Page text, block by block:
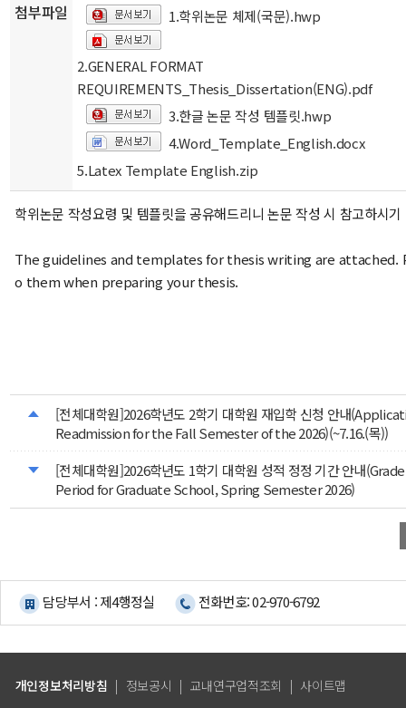
첨부파일 1.학위논문 체제(국문).hwp
2.GENERAL FORMAT
REQUIREMENTS_Thesis_Dissertation(ENG).pdf
3.한글 논문 작성 템플릿.hwp
4.Word_Template_English.docx
5.Latex Template English.zip
학위논문 작성요령 및 템플릿을 공유해드리니 논문 작성 시 참고하시기
The guidelines and templates for thesis writing are attached.
o them when preparing your thesis.
[전체대학원]2026학년도 2학기 대학원 재입학 신청 안내
Readmission for the Fall Semester of the 2026)(~7.16.(목))
[전체대학원]2026학년도 1학기 대학원 성적 정정 기간 안내
Period for Graduate School, Spring Semester 2026)
담당부서 : 제4행정실 전화번호: 02-970-6792
개인정보처리방침 | 정보공시 | 교내연구업적조회 | 사이트맵